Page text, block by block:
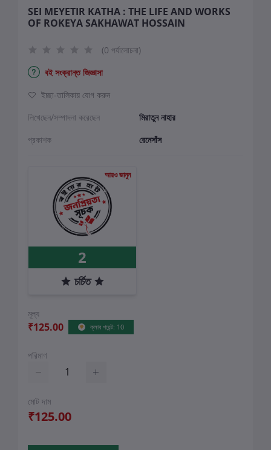
SEI MEYETIR KATHA : THE LIFE AND WORKS
OF ROKEYA SAKHAWAT HOSSAIN
(0 পর্যালোচনা)
বই সংক্রান্ত জিজ্ঞাসা
ইচ্ছা-তালিকায় যোগ করুন
লিখেছেন/সম্পাদনা করেছেন
মিরাতুন নাহার
প্রকাশক
রেনেসাঁস
আরও জানুন
2
চর্চিত
মূল্য
₹125.00 ক্লাব পয়েন্ট: 10
পরিমাণ
মোট দাম
₹125.00